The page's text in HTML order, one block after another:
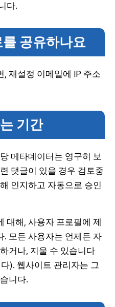
다.
공유하나요
재설정 이메일에 IP 주소
기간
메타데이터는 영구히 보
댓글이 있을 경우 검토중
인지하고 자동으로 승인
대해, 사용자 프로필에 제
. 모든 사용자는 언제든 자
거나, 지울 수 있습니다
). 웹사이트 관리자는 그
니다.